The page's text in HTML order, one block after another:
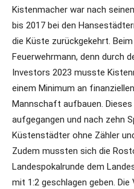
Kistenmacher war nach
bis 2017 bei den
die Küste zurückgekehrt.
Feuerwehrmann, denn durch
Investors 2023 musste
einem Minimum an
Mannschaft aufbauen.
aufgegangen und nach zehn
Küstenstädter ohne Zähler
Zudem mussten sich die
Landespokalrunde dem
mit 1:2 geschlagen geben.